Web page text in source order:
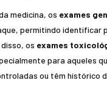
medicina, os exames
permitindo identificar
os exames
para aqueles
ou têm histórico